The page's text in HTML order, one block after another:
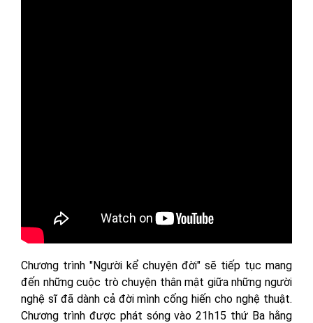
Chương trình "Người kể chuyện đời" sẽ tiếp tục mang
đến những cuộc trò chuyện thân mật giữa những người
nghệ sĩ đã dành cả đời mình cống hiến cho nghệ thuật.
Chương trình được phát sóng vào 21h15 thứ Ba hằng